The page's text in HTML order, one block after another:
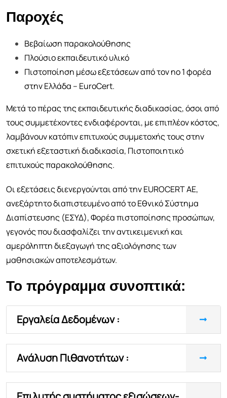
Παροχές
Βεβαίωση παρακολούθησης
Πλούσιο εκπαιδευτικό υλικό
Πιστοποίηση μέσω εξετάσεων από τον no 1 φορέα
στην Ελλάδα – EuroCert.
Μετά το πέρας της εκπαιδευτικής διαδικασίας, όσοι από
τους συμμετέχοντες ενδιαφέρονται, με επιπλέον κόστος,
λαμβάνουν κατόπιν επιτυχούς συμμετοχής τους στην
σχετική εξεταστική διαδικασία, Πιστοποιητικό
επιτυχούς παρακολούθησης.
Οι εξετάσεις διενεργούνται από την EUROCERT AE,
ανεξάρτητο διαπιστευμένο από το Εθνικό Σύστημα
Διαπίστευσης (ΕΣΥΔ), Φορέα πιστοποίησης προσώπων,
γεγονός που διασφαλίζει την αντικειμενική και
αμερόληπτη διεξαγωγή της αξιολόγησης των
μαθησιακών αποτελεσμάτων.
Το πρόγραμμα συνοπτικά:
Εργαλεία Δεδομένων :
Ανάλυση Πιθανοτήτων :